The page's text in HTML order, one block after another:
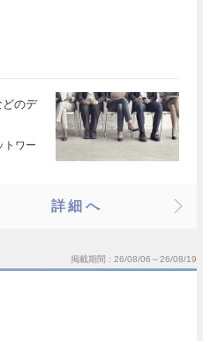
どのデ
トワー
詳細へ
掲載期間 26/08/06～26/08/19